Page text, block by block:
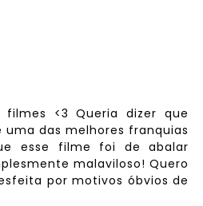
filmes <3 Queria dizer que
uma das melhores franquias
esse filme foi de abalar
malaviloso! Quero
por motivos óbvios de